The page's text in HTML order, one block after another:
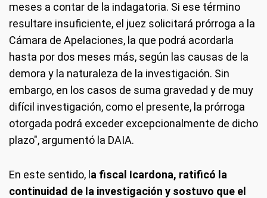
meses a contar de la indagatoria. Si ese término
resultare insuficiente, el juez solicitará prórroga a la
Cámara de Apelaciones, la que podrá acordarla
hasta por dos meses más, según las causas de la
demora y la naturaleza de la investigación. Sin
embargo, en los casos de suma gravedad y de muy
difícil investigación, como el presente, la prórroga
otorgada podrá exceder excepcionalmente de dicho
plazo", argumentó la DAIA.
En este sentido, l a fiscal Icardona, ratificó la
continuidad de la investigación y sostuvo que el